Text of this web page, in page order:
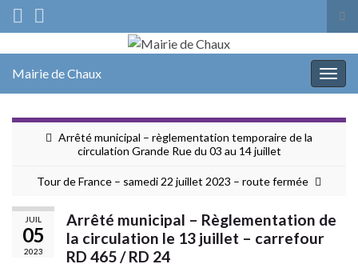
Search for:
Mairie de Chaux
Arrêté municipal – règlementation temporaire de la
circulation Grande Rue du 03 au 14 juillet
Tour de France – samedi 22 juillet 2023 – route fermée
JUIL
05
2023
Arrêté municipal – Règlementation de
la circulation le 13 juillet – carrefour
RD 465 / RD 24